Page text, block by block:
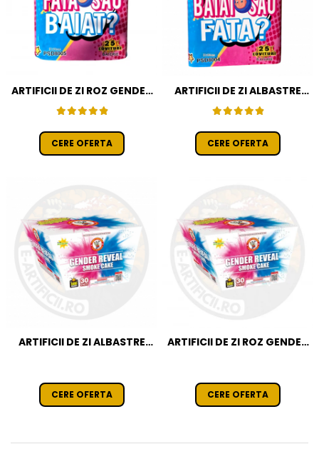
ARTIFICII DE ZI ROZ GENDER
REVEAL
CERE OFERTA
ARTIFICII DE ZI ALBASTRE
GENDER REVEAL
CERE OFERTA
ARTIFICII DE ZI ALBASTRE
CERE OFERTA
ARTIFICII DE ZI ROZ GENDER
CERE OFERTA